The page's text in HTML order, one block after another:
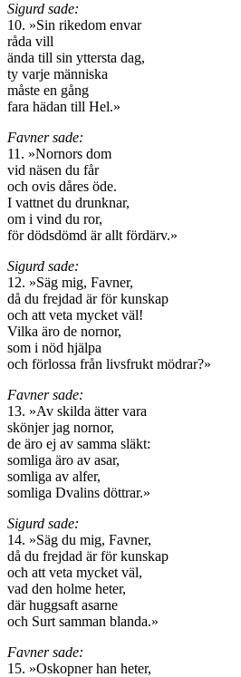
Sigurd sade:
10. »Sin rikedom envar
råda vill
ända till sin yttersta dag,
ty varje människa
måste en gång
fara hädan till Hel.»
Favner sade:
11. »Nornors dom
vid näsen du får
och ovis dåres öde.
I vattnet du drunknar,
om i vind du ror,
för dödsdömd är allt fördärv.»
Sigurd sade:
12. »Säg mig, Favner,
då du frejdad är för kunskap
och att veta mycket väl!
Vilka äro de nornor,
som i nöd hjälpa
och förlossa från livsfrukt mödrar?»
Favner sade:
13. »Av skilda ätter vara
skönjer jag nornor,
de äro ej av samma släkt:
somliga äro av asar,
somliga av alfer,
somliga Dvalins döttrar.»
Sigurd sade:
14. »Säg du mig, Favner,
då du frejdad är för kunskap
och att veta mycket väl,
vad den holme heter,
där huggsaft asarne
och Surt samman blanda.»
Favner sade:
15. »Oskopner han heter,